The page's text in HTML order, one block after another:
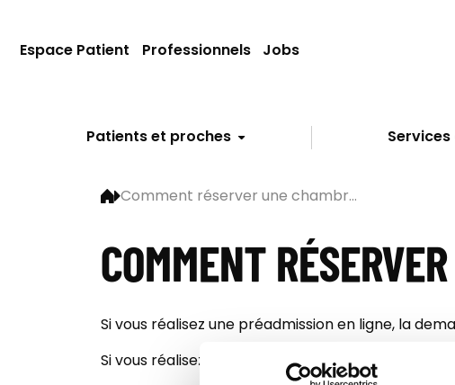
Patients et proches
Espace Patient Professionnels Jobs
Comment réserver une chambr...
COMMENT
Si vous réalisez une préadmission en ligne, la
Si vous réalisez une admission sur l’un de nos